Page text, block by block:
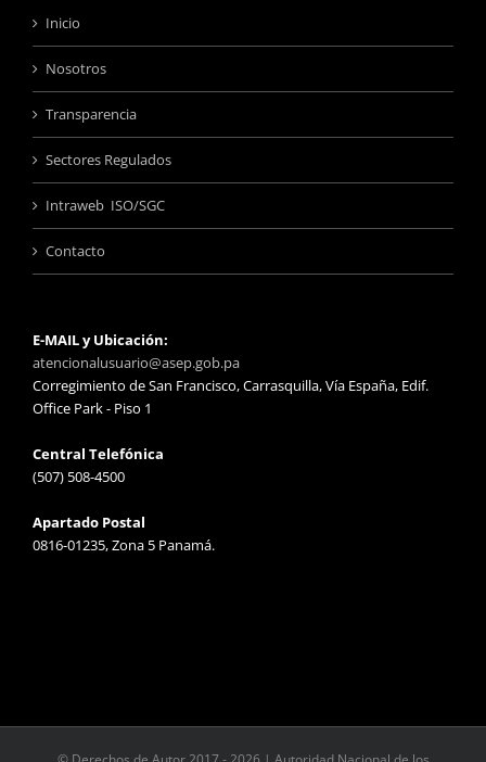
Inicio
Nosotros
Transparencia
Sectores Regulados
Intraweb ISO/SGC
Contacto
E-MAIL y Ubicación:
atencionalusuario@asep.gob.pa
Corregimiento de San Francisco, Carrasquilla, Vía España, Edif.
Office Park - Piso 1
Central Telefónica
(507) 508-4500
Apartado Postal
0816-01235, Zona 5 Panamá.